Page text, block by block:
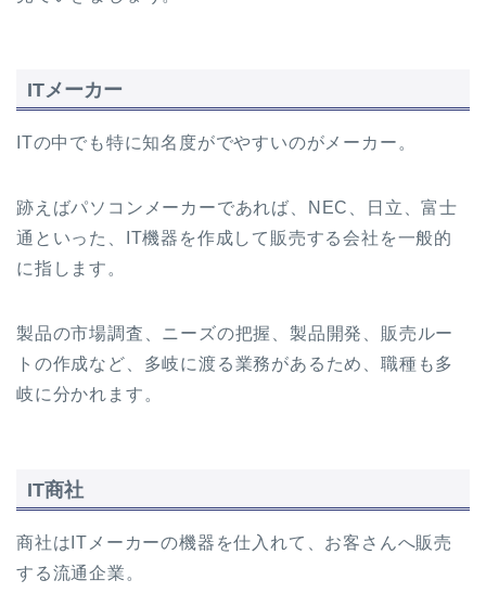
ITメーカー
ITの中でも特に知名度がでやすいのがメーカー。
跡えばパソコンメーカーであれば、NEC、日立、富士
通といった、IT機器を作成して販売する会社を一般的
に指します。
製品の市場調査、ニーズの把握、製品開発、販売ルー
トの作成など、多岐に渡る業務があるため、職種も多
岐に分かれます。
IT商社
商社はITメーカーの機器を仕入れて、お客さんへ販売
する流通企業。